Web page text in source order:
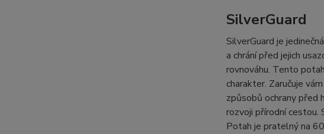
SilverGuard
SilverGuard je
a chrání před jejich
rovnováhu. Tento
charakter. Zaručuje
způsobů ochrany před
rozvoji přírodní cestou.
Potah je pratelný na